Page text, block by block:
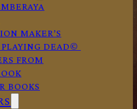
MAKER’S
DEAD©
FROM
BOOKS